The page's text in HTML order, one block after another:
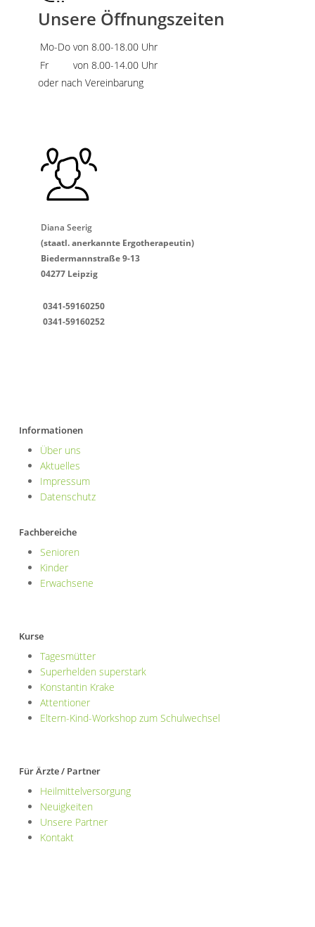
Unsere Öffnungszeiten
Mo-Do von 8.00-18.00 Uhr
Fr
von 8.00-14.00 Uhr
oder nach Vereinbarung
Diana Seerig
(staatl. anerkannte Ergotherapeutin)
Biedermannstraße 9-13
04277 Leipzig
0341-59160250
0341-59160252
Informationen
Über uns
Aktuelles
Impressum
Datenschutz
Fachbereiche
Senioren
Kinder
Erwachsene
Kurse
Tagesmütter
Superhelden superstark
Konstantin Krake
Attentioner
Eltern-Kind-Workshop zum Schulwechsel
Für Ärzte / Partner
Heilmittelversorgung
Neuigkeiten
Unsere Partner
Kontakt